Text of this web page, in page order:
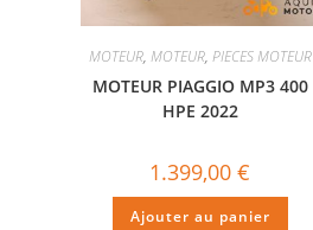
MOTEUR, MOTEUR, PIECES MOTEUR
MOTEUR PIAGGIO MP3 400
HPE 2022
1.399,00€
Ajouter au panier